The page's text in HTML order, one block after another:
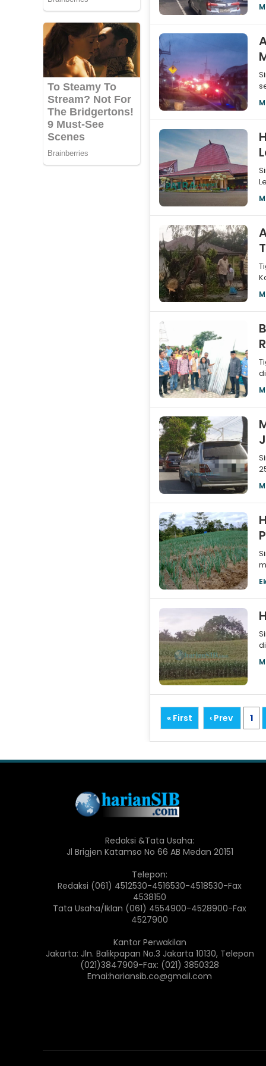
« First ‹ Prev 1
Redaksi &Tata Usaha:
Jl Brigjen Katamso No 66 AB Medan 20151
Telepon:
Redaksi (061) 4512530-4516530-4518530-Fax
4538150
Tata Usaha/Iklan (061) 4554900-4528900-Fax
4527900
Kantor Perwakilan
Jakarta: Jln. Balikpapan No.3 Jakarta 10130, Telepon
(021)3847909-Fax: (021) 3850328
Emai:hariansib.co@gmail.com